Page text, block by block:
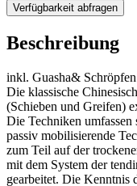
Verfügbarkeit abfragen
Beschreibung
inkl. Guasha&
Die klassische
(Schieben und Greifen)
Die Techniken umfassen
passiv mobilisierende
zum Teil auf der
mit dem System der
gearbeitet. Die Kenntnis